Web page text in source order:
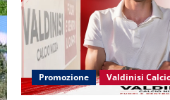
Promozione Valdinisi